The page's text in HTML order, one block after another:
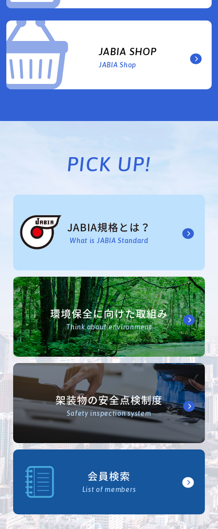
JABIA SHOP
JABIA Shop
PICK UP!
JABIA規格とは？
What is JABIA Standard
環境保全に向けた取組み
Think about environment
架装物の安全点検制度
Safety inspection system
会員検索
List of members